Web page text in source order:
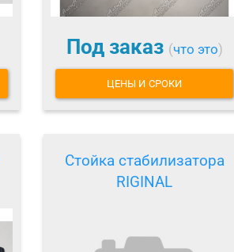
Под заказ (что это)
ЦЕНЫ И СРОКИ
Стойка стабилизатора
RIGINAL